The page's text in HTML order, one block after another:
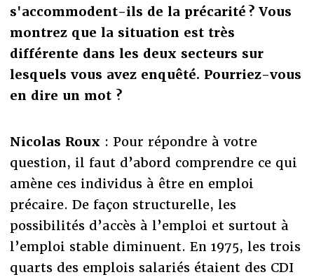
s'accommodent-ils de la précarité ? Vous
montrez que la situation est très
différente dans les deux secteurs sur
lesquels vous avez enquêté. Pourriez-vous
en dire un mot ?
Nicolas Roux : Pour répondre à votre
question, il faut d’abord comprendre ce qui
amène ces individus à être en emploi
précaire. De façon structurelle, les
possibilités d’accès à l’emploi et surtout à
l’emploi stable diminuent. En 1975, les trois
quarts des emplois salariés étaient des CDI